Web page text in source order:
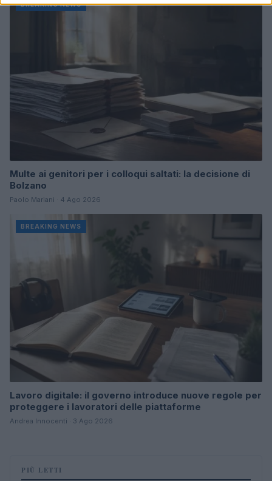
BREAKING NEWS
Multe ai genitori per i colloqui saltati: la decisione di
Bolzano
Paolo Mariani · 4 Ago 2026
BREAKING NEWS
Lavoro digitale: il governo introduce nuove regole per
proteggere i lavoratori delle piattaforme
Andrea Innocenti · 3 Ago 2026
PIÙ LETTI